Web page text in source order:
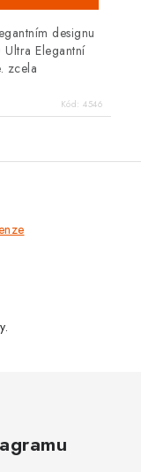
designu
Elegantní
zcela
Kód: 4546